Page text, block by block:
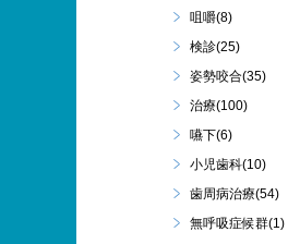
咀嚼(8)
検診(25)
姿勢咬合(35)
治療(100)
嚥下(6)
小児歯科(10)
歯周病治療(54)
無呼吸症候群(1)